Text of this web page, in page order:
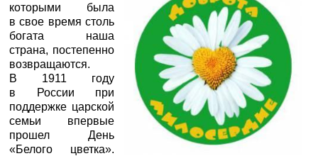
которыми была
в свое время столь
богата наша
страна, постепенно
возвращаются.
В 1911 году
в России при
поддержке царской
семьи впервые
прошел День
«Белого цветка».